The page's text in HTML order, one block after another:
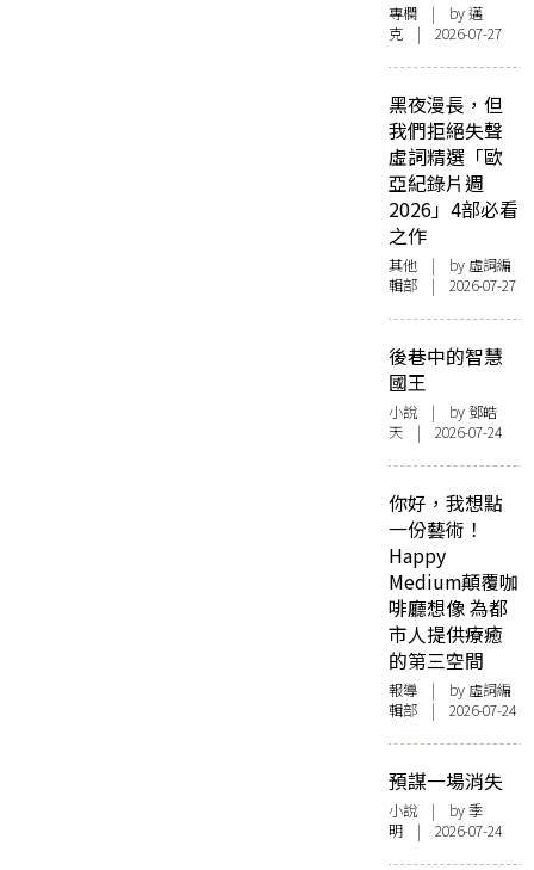
專欄 | by邁
克 | 2026-07-27
黑夜漫長，但
我們拒絕失聲
虛詞精選「歐
亞紀錄片週
2026」4部必看
之作
其他 | by 虛詞編
輯部 | 2026-07-27
後巷中的智慧
國王
小說 | by 鄧皓
天 | 2026-07-24
你好，我想點
一份藝術！
Happy
Medium顛覆咖
啡廳想像 為都
市人提供療癒
的第三空間
報導 | by 虛詞編
輯部 | 2026-07-24
預謀一場消失
小說 | by 季
明 | 2026-07-24